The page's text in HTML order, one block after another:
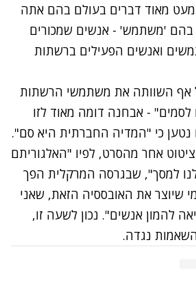
מאוד דברים בעולם בהם אתה
בהם 'משתמש' - אנשים שמכורים
ואנשים הפעילים ברשתות
אף השוותה את משתמשי הרשתות
לסמים" - אבחנה דומה מאוד לזו
כי "המדיה החברתית היא סם".
אחר מהסרט, לפיו "האלגוריתם
למסך", שבגרסה המרקלית הפך
שיוצר את האובססיה הזאת, שאני
להמון אנשים". נכון לשעה זו,
נגדה.